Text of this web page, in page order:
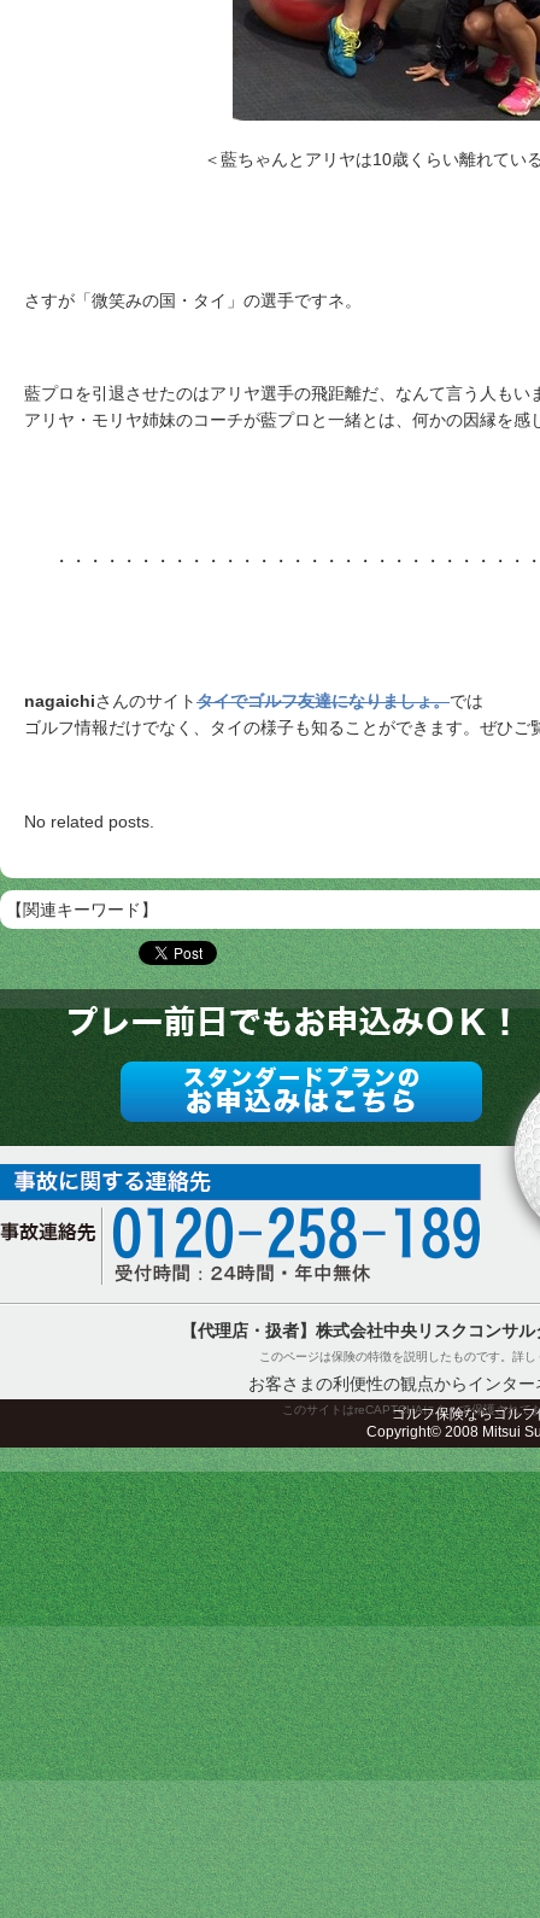
＜藍ちゃんとアリヤは10歳くらい離れてい
さすが「微笑みの国・タイ」の選手ですネ。
藍プロを引退させたのはアリヤ選手の飛距離だ、なんて言う人もい
アリヤ・モリヤ姉妹のコーチが藍プロと一緒とは、何かの因縁を感
・・・・・・・・・・・・・・・・・・・・・・・・・・・・
nagaichiさんのサイトタイでゴルフ友達になりましょ。では
ゴルフ情報だけでなく、タイの様子も知ることができます。ぜひご
No related posts.
【関連キーワード】
【代理店・扱者】株式会社中央リスクコンサ
このページは保険の特徴を説明したものです。詳
お客さまの利便性の観点からインタ
このサイトはreCAPTCHAによって保護されて
ゴルフ保険ならゴル
Copyright© 2008 Mitsui